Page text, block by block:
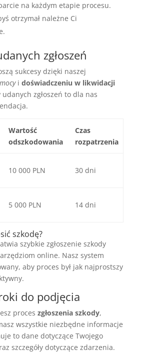
na każdym etapie procesu.
otrzymał należne Ci
zgłoszeń
sukcesy dzięki naszej
i doświadczeniu w likwidacji
udanych zgłoszeń to dla nas
Wartość
odszkodowania
Czas
rozpatrzenia
10 000 PLN 30 dni
5 000 PLN 14 dni
szkodę?
szybkie zgłoszenie szkody
online. Nasz system
aby proces był jak najprostszy
do podjęcia
proces zgłoszenia szkody,
wszystkie niezbędne informacje
to dane dotyczące Twojego
szczegóły dotyczące zdarzenia.